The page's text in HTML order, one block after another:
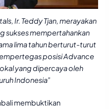
Ir. Teddy Tjan, merayakan
sukses mempertahankan
lima tahun berturut-turut
posisi Advance
yang dipercaya oleh
Indonesia”
membuktikan